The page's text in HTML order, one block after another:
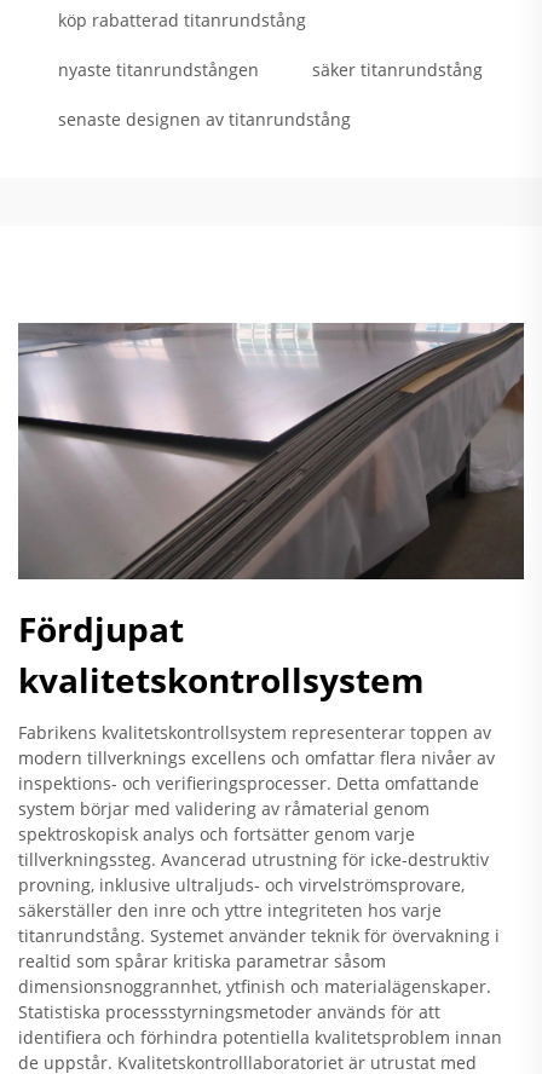
köp rabatterad titanrundstång
nyaste titanrundstången säker titanrundstång
senaste designen av titanrundstång
Fördjupat
kvalitetskontrollsystem
Fabrikens kvalitetskontrollsystem representerar toppen av
modern tillverknings excellens och omfattar flera nivåer av
inspektions- och verifieringsprocesser. Detta omfattande
system börjar med validering av råmaterial genom
spektroskopisk analys och fortsätter genom varje
tillverkningssteg. Avancerad utrustning för icke-destruktiv
provning, inklusive ultraljuds- och virvelströmsprovare,
säkerställer den inre och yttre integriteten hos varje
titanrundstång. Systemet använder teknik för övervakning i
realtid som spårar kritiska parametrar såsom
dimensionsnoggrannhet, ytfinish och materialägenskaper.
Statistiska processstyrningsmetoder används för att
identifiera och förhindra potentiella kvalitetsproblem innan
de uppstår. Kvalitetskontrolllaboratoriet är utrustat med